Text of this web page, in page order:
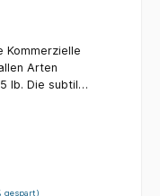
Arten
lb. Die subtile
gespart)